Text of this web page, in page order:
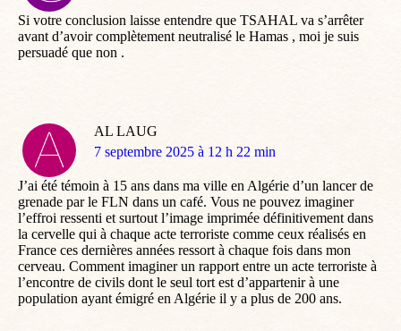
Si votre conclusion laisse entendre que TSAHAL va s’arrêter
avant d’avoir complètement neutralisé le Hamas , moi je suis
persuadé que non .
AL LAUG
dit
7 septembre 2025 à 12 h 22 min
J’ai été témoin à 15 ans dans ma ville en Algérie d’un lancer de
grenade par le FLN dans un café. Vous ne pouvez imaginer
l’effroi ressenti et surtout l’image imprimée définitivement dans
la cervelle qui à chaque acte terroriste comme ceux réalisés en
France ces dernières années ressort à chaque fois dans mon
cerveau. Comment imaginer un rapport entre un acte terroriste à
l’encontre de civils dont le seul tort est d’appartenir à une
population ayant émigré en Algérie il y a plus de 200 ans.